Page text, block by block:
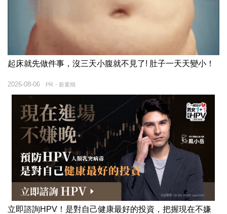
起床就先做件事，沒三天小腹就不見了! 肚子一天天變小！
PR・新素簡
2026-08-06
立即諮詢HPV！是對自己健康最好的投資，把握現在不嫌